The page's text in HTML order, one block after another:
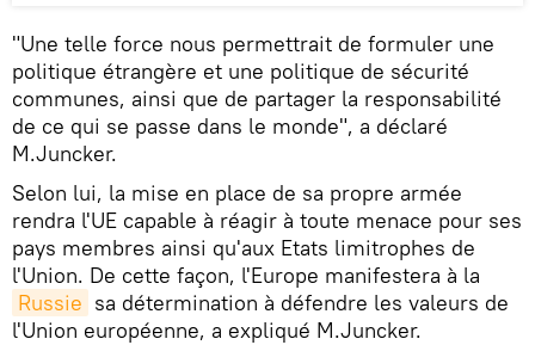
"Une telle force nous permettrait de formuler une
politique étrangère et une politique de sécurité
communes, ainsi que de partager la responsabilité
de ce qui se passe dans le monde", a déclaré
M.Juncker.
Selon lui, la mise en place de sa propre armée
rendra l'UE capable à réagir à toute menace pour ses
pays membres ainsi qu'aux Etats limitrophes de
l'Union. De cette façon, l'Europe manifestera à la
Russie sa détermination à défendre les valeurs de
l'Union européenne, a expliqué M.Juncker.